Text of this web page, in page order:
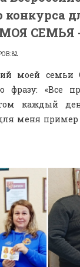
конкурса
СЕМЬЯ
82
моей семьи
фразу: «Все
каждый
меня